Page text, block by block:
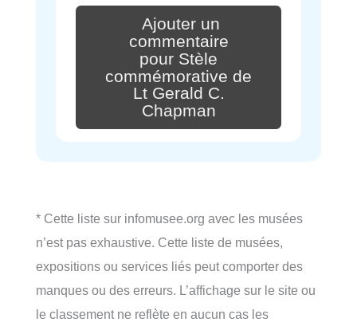
Ajouter un
commentaire
pour Stèle
commémorative de
Lt Gerald C.
Chapman
* Cette liste sur infomusee.org avec les musées
n’est pas exhaustive. Cette liste de musées,
expositions ou services liés peut comporter des
manques ou des erreurs. L’affichage sur le site ou
le classement ne reflète en aucun cas les